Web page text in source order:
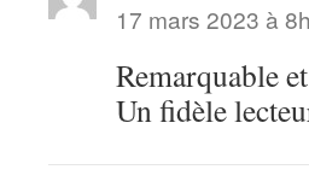
17 mars 2023 à
Remarquable
Un fidèle